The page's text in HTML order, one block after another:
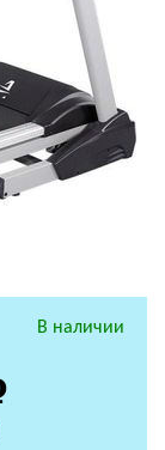
В наличии